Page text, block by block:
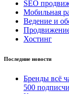
SEO
Мобильная
Ведение и
Хостинг
Последние новости
Бренды всё
500